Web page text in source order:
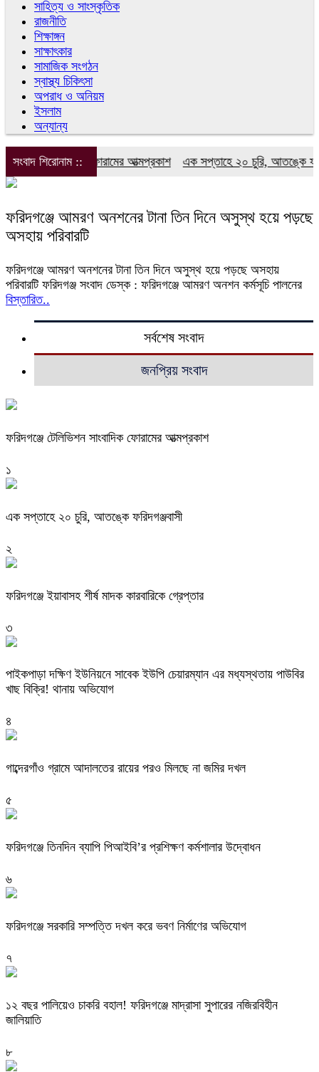
সাহিত্য ও সাংস্কৃতিক
রাজনীতি
শিক্ষাঙ্গন
সাক্ষাৎকার
সামাজিক সংগঠন
স্বাস্থ্য চিকিৎসা
অপরাধ ও অনিয়ম
ইসলাম
অন্যান্য
সংবাদ শিরোনাম ::
সাংবাদিক ফোরামের আত্মপ্রকাশ এক সপ্তাহে ২০ চুরি, আতঙ্কে
ফরিদগঞ্জে আমরণ অনশনের টানা তিন দিনে অসুস্থ হয়ে পড়ছে
অসহায় পরিবারটি
ফরিদগঞ্জে আমরণ অনশনের টানা তিন দিনে অসুস্থ হয়ে পড়ছে অসহায়
পরিবারটি ফরিদগঞ্জ সংবাদ ডেস্ক : ফরিদগঞ্জে আমরণ অনশন কর্মসূচি পালনের
বিস্তারিত..
সর্বশেষ সংবাদ
জনপ্রিয় সংবাদ
ফরিদগঞ্জে টেলিভিশন সাংবাদিক ফোরামের আত্মপ্রকাশ
১
এক সপ্তাহে ২০ চুরি, আতঙ্কে ফরিদগঞ্জবাসী
২
ফরিদগঞ্জে ইয়াবাসহ শীর্ষ মাদক কারবারিকে গ্রেপ্তার
৩
পাইকপাড়া দক্ষিণ ইউনিয়নে সাবেক ইউপি চেয়ারম্যান এর মধ্যস্থতায় পাউবির
খাছ বিক্রি! থানায় অভিযোগ
৪
গাব্দেরগাঁও গ্রামে আদালতের রায়ের পরও মিলছে না জমির দখল
৫
ফরিদগঞ্জে তিনদিন ব্যাপি পিআইবি’র প্রশিক্ষণ কর্মশালার উদ্বোধন
৬
ফরিদগঞ্জে সরকারি সম্পত্তি দখল করে ভবণ নির্মাণের অভিযোগ
৭
১২ বছর পালিয়েও চাকরি বহাল! ফরিদগঞ্জে মাদ্রাসা সুপারের নজিরবিহীন
জালিয়াতি
৮